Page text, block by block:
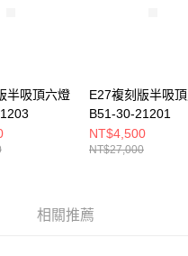
足之情形，本公司將視審查結果
註冊。若發現惡意使用之情形，
使用額度並採取法律行動。
半吸頂六燈
E27複刻版半吸
B51-30-21201
NT$4,500
NT$27,000
相關推薦